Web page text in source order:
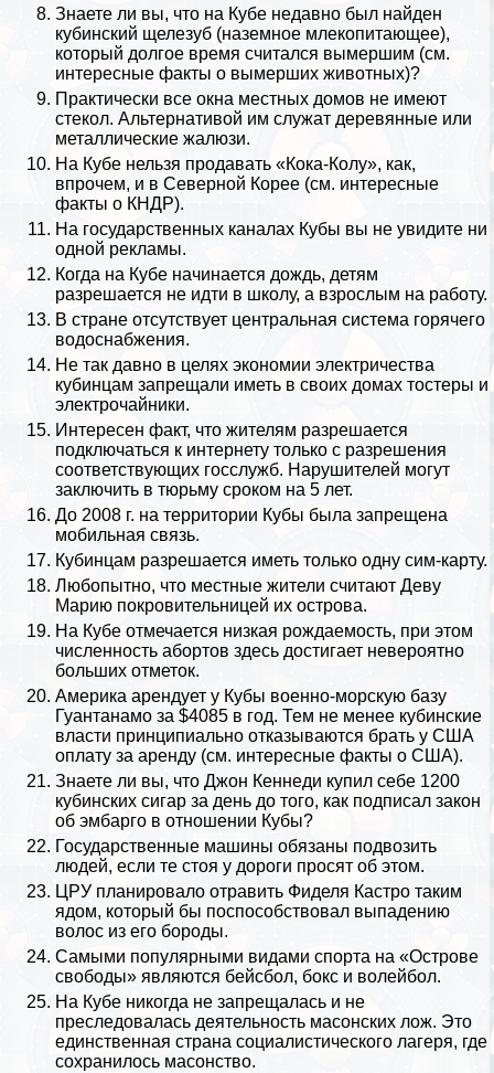
Знаете ли вы, что на Кубе недавно был найден
кубинский щелезуб (наземное млекопитающее),
который долгое время считался вымершим (см.
интересные факты о вымерших животных)?
Пpaктически все окна местных домов не имеют
стекол. Альтернативой им служат деревянные или
металлические жалюзи.
На Кубе нельзя продавать «Кока-Колу», как,
впрочем, и в Северной Корее (см. интересные
факты о КНДР).
На государственных каналах Кубы вы не увидите ни
одной рекламы.
Когда на Кубе начинается дождь, детям
разрешается не идти в школу, а взрослым на работу.
В стране отсутствует центральная система горячего
водоснабжения.
Не так давно в целях экономии электричества
кубинцам запрещали иметь в своих домах тостеры и
электрочайники.
Интересен факт, что жителям разрешается
подключаться к интернету только с разрешения
соответствующих госслужб. Нарушителей могут
заключить в тюрьму сроком на 5 лет.
До 2008 г. на территории Кубы была запрещена
мобильная связь.
Кубинцам разрешается иметь только одну сим-карту.
Любопытно, что местные жители считают Деву
Марию покровительницей их острова.
На Кубе отмечается низкая рождаемость, при этом
численность aбopтов здесь достигает невероятно
больших отметок.
Америка арендует у Кубы военно-морскую базу
Гуантанамо за $4085 в год. Тем не менее кубинские
власти принципиально отказываются брать у США
оплату за аренду (см. интересные факты о США).
Знаете ли вы, что Джон Кеннеди купил себе 1200
кубинских сигар за день до того, как подписал закон
об эмбарго в отношении Кубы?
Государственные машины обязаны подвозить
людей, если те стоя у дороги просят об этом.
ЦРУ планировало отравить Фиделя Кастро таким
ядом, который бы поспособствовал выпадению
волос из его бороды.
Самыми популярными видами спорта на «Острове
свободы» являются бейсбол, бокс и волейбол.
На Кубе никогда не запрещалась и не
преследовалась деятельность масонских лож. Это
единственная страна социалистического лагеря, где
сохранилось масонство.